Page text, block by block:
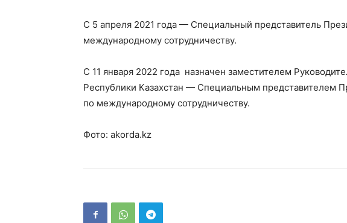
С 5 апреля 2021 года — Специальный представитель
международному сотрудничеству.
С 11 января 2022 года назначен заместителем
Республики Казахстан — Специальным представителем
по международному сотрудничеству.
Фото: akorda.kz